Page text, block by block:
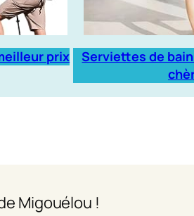
prix
Serviettes de
Migouélou !